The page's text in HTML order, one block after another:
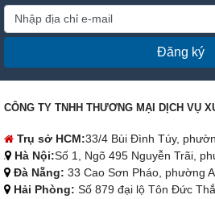
Đăng ký
CÔNG TY TNHH THƯƠNG MẠI DỊCH VỤ
Trụ sở HCM:33/4 Bùi Đình Túy,
Hà Nội:Số 1, Ngõ 495 Nguyễn Trãi,
Đà Nẵng: 33 Cao Sơn Pháo, phường
Hải Phòng: Số 879 đại lộ Tôn Đức